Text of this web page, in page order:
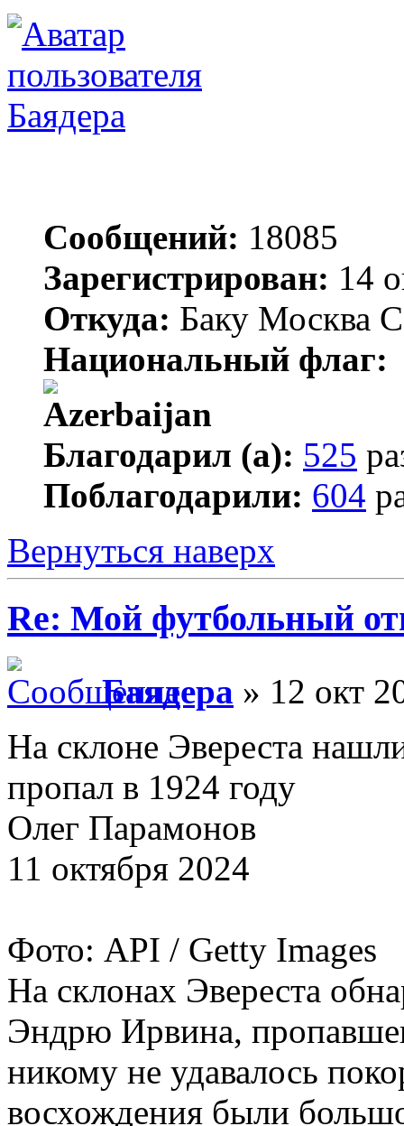
Баядера
Сообщений: 18085
Зарегистрирован: 14
Откуда: Баку Москва
Национальный флаг:
Благодарил (а): 525
Поблагодарили: 604
Вернуться наверх
Re: Мой футбольный
Баядера » 12 окт
На склоне Эвереста
пропал в 1924 году
Олег Парамонов
11 октября 2024
Фото: API / Getty Images
На склонах Эвереста
Эндрю Ирвина,
никому не удавалось
восхождения были